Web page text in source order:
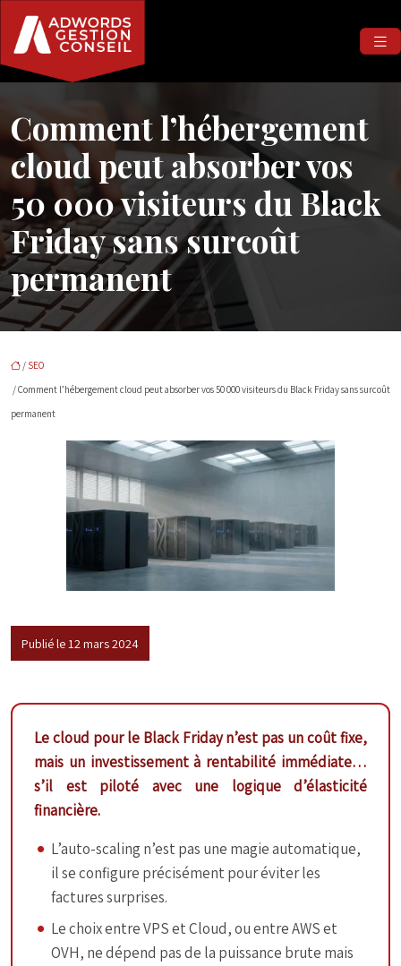
Comment l’hébergement
cloud peut absorber vos
50 000 visiteurs du Black
Friday sans surcoût
permanent
/ SEO
/ Comment l’hébergement cloud peut absorber vos 50 000 visiteurs du Black Friday sans surcoût
permanent
Publié le 12 mars 2024
Le cloud pour le Black Friday n’est pas un coût fixe,
mais un investissement à rentabilité immédiate…
s’il est piloté avec une logique d’élasticité
financière.
L’auto-scaling n’est pas une magie automatique,
il se configure précisément pour éviter les
factures surprises.
Le choix entre VPS et Cloud, ou entre AWS et
OVH, ne dépend pas de la puissance brute mais